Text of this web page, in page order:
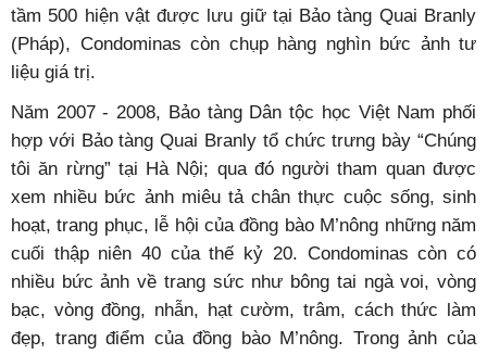
tầm 500 hiện vật được lưu giữ tại Bảo tàng Quai Branly
(Pháp), Condominas còn chụp hàng nghìn bức ảnh tư
liệu giá trị.
Năm 2007 - 2008, Bảo tàng Dân tộc học Việt Nam phối
hợp với Bảo tàng Quai Branly tổ chức trưng bày “Chúng
tôi ăn rừng” tại Hà Nội; qua đó người tham quan được
xem nhiều bức ảnh miêu tả chân thực cuộc sống, sinh
hoạt, trang phục, lễ hội của đồng bào M’nông những năm
cuối thập niên 40 của thế kỷ 20. Condominas còn có
nhiều bức ảnh về trang sức như bông tai ngà voi, vòng
bạc, vòng đồng, nhẫn, hạt cườm, trâm, cách thức làm
đẹp, trang điểm của đồng bào M’nông. Trong ảnh của